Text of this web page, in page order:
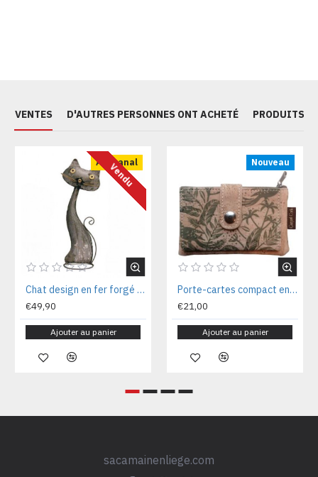
VENTES D'AUTRES PERSONNES ONT ACHETÉ PRODUITS
Artisanal
Vendu
Chat design en fer forgé décoratif Chat70
€49,90
Ajouter au panier
Nouveau
Porte-cartes compact en liège naturel 12x08x02 cm CA7225V
€21,00
Ajouter au panier
sacamainenliege.com